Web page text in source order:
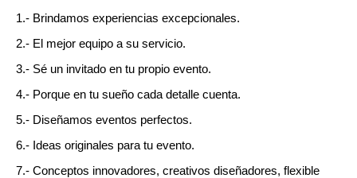
1.- Brindamos experiencias excepcionales.
2.- El mejor equipo a su servicio.
3.- Sé un invitado en tu propio evento.
4.- Porque en tu sueño cada detalle cuenta.
5.- Diseñamos eventos perfectos.
6.- Ideas originales para tu evento.
7.- Conceptos innovadores, creativos diseñadores, flexible